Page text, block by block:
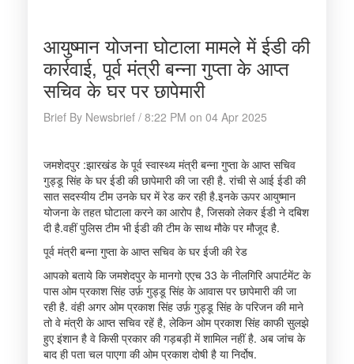
आयुष्मान योजना घोटाला मामले में ईडी की
कार्रवाई, पूर्व मंत्री बन्ना गुप्ता के आप्त
सचिव के घर पर छापेमारी
Brief By Newsbrief / 8:22 PM on 04 Apr 2025
जमशेदपुर :झारखंड के पूर्व स्वास्थ्य मंत्री बन्ना गुप्ता के आप्त सचिव
गुड्डू सिंह के घर ईडी की छापेमारी की जा रही है. रांची से आई ईडी की
सात सदस्यीय टीम उनके घर में रेड कर रही है.इनके ऊपर आयुष्मान
योजना के तहत घोटाला करने का आरोप है, जिसको लेकर ईडी ने दबिश
दी है.वहीं पुलिस टीम भी ईडी की टीम के साथ मौके पर मौजूद है.
पूर्व मंत्री बन्ना गुप्ता के आप्त सचिव के घर ईजी की रेड
आपको बताये कि जमशेदपुर के मानगो एएच 33 के नीलगिरि अपार्टमेंट के
पास ओम प्रकाश सिंह उर्फ़ गुड्डू सिंह के आवास पर छापेमारी की जा
रही है. वंही अगर ओम प्रकाश सिंह उर्फ़ गुड्डू सिंह के परिजन की माने
तो वे मंत्री के आप्त सचिव रहें है, लेकिन ओम प्रकाश सिंह काफी सुलझे
हुए इंशान है वे किसी प्रकार की गड़बड़ी में शामिल नहीं है. अब जांच के
बाद ही पता चल पाएगा की ओम प्रकाश दोषी है या निर्दोष.